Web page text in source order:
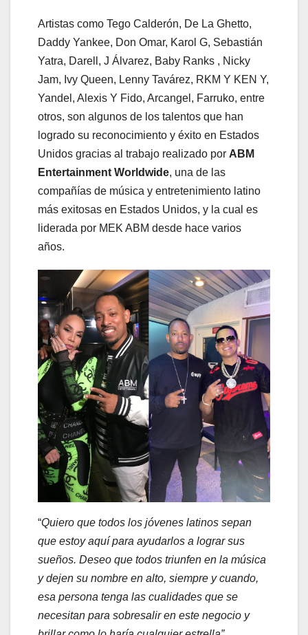
Artistas como Tego Calderón, De La Ghetto,
Daddy Yankee, Don Omar, Karol G, Sebastián
Yatra, Darell, J Álvarez, Baby Ranks , Nicky
Jam, Ivy Queen, Lenny Tavárez, RKM Y KEN Y,
Yandel, Alexis Y Fido, Arcangel, Farruko, entre
otros, son algunos de los talentos que han
logrado su reconocimiento y éxito en Estados
Unidos gracias al trabajo realizado por ABM
Entertainment Worldwide, una de las
compañías de música y entretenimiento latino
más exitosas en Estados Unidos, y la cual es
liderada por MEK ABM desde hace varios
años.
“Quiero que todos los jóvenes latinos sepan
que estoy aquí para ayudarlos a lograr sus
sueños. Deseo que todos triunfen en la música
y dejen su nombre en alto, siempre y cuando,
esa persona tenga las cualidades que se
necesitan para sobresalir en este negocio y